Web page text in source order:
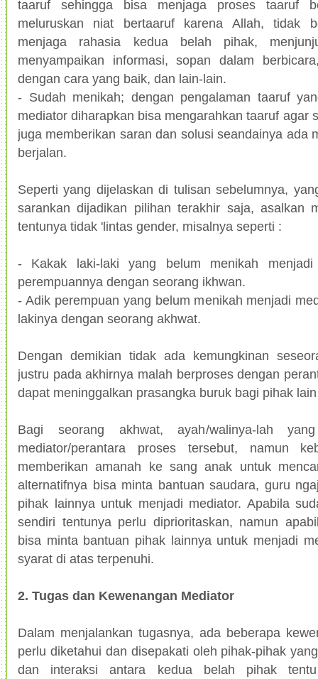
taaruf sehingga bisa menjaga proses taaruf
meluruskan niat bertaaruf karena Allah, tidak
menjaga rahasia kedua belah pihak,
menyampaikan informasi, sopan dalam
dengan cara yang baik, dan lain-lain.
- Sudah menikah; dengan pengalaman taaruf
mediator diharapkan bisa mengarahkan taaruf agar
juga memberikan saran dan solusi seandainya ada
berjalan.
Seperti yang dijelaskan di tulisan sebelumnya,
sarankan dijadikan pilihan terakhir saja, asalkan
tentunya tidak 'lintas gender, misalnya seperti :
- Kakak laki-laki yang belum menikah
perempuannya dengan seorang ikhwan.
- Adik perempuan yang belum menikah menjadi
lakinya dengan seorang akhwat.
Dengan demikian tidak ada kemungkinan
justru pada akhirnya malah berproses dengan
dapat meninggalkan prasangka buruk bagi pihak
Bagi seorang akhwat, ayah/walinya-lah
mediator/perantara proses tersebut, namun
memberikan amanah ke sang anak untuk
alternatifnya bisa minta bantuan saudara, guru
pihak lainnya untuk menjadi mediator. Apabila
sendiri tentunya perlu diprioritaskan, namun
bisa minta bantuan pihak lainnya untuk menjadi
syarat di atas terpenuhi.
2. Tugas dan Kewenangan Mediator
Dalam menjalankan tugasnya, ada beberapa
perlu diketahui dan disepakati oleh pihak-pihak
dan interaksi antara kedua belah pihak